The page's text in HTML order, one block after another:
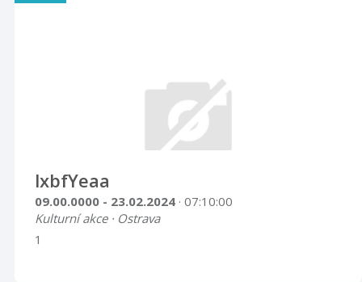
lxbfYeaa
09.00.0000 - 23.02.2024 · 07:10:00
Kulturní akce · Ostrava
1